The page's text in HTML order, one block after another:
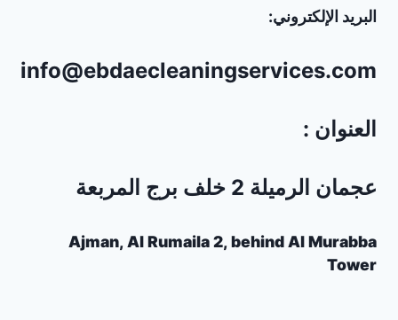
البريد الإلكتروني:
info@ebdaecleaningservices.com
العنوان :
عجمان الرميلة 2 خلف برج المربعة
Ajman, Al Rumaila 2, behind Al Murabba
Tower